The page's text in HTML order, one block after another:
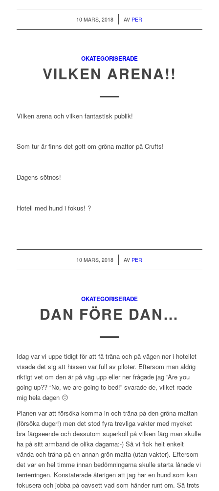
10 MARS, 2018
/ AV PER
OKATEGORISERADE
VILKEN ARENA!!
Vilken arena och vilken fantastisk publik!
Som tur är finns det gott om gröna mattor på Crufts!
Dagens sötnos!
Hotell med hund i fokus! ?
10 MARS, 2018
/ AV PER
OKATEGORISERADE
DAN FÖRE DAN…
Idag var vi uppe tidigt för att få träna och på vägen ner i hotellet
visade det sig att hissen var full av piloter. Eftersom man aldrig
riktigt vet om den är på väg upp eller ner frågade jag ”Are you
going up?? “No, we are going to bed!” svarade de, vilket roade
mig hela dagen 🙂
Planen var att försöka komma in och träna på den gröna mattan
(försöka duger!) men det stod fyra trevliga vakter med mycket
bra färgseende och dessutom superkoll på vilken färg man skulle
ha på sitt armband de olika dagarna:-) Så vi fick helt enkelt
vända och träna på en annan grön matta (utan vakter). Eftersom
det var en hel timme innan bedömningarna skulle starta lånade vi
terrierringen. Konstaterade återigen att jag har en hund som kan
fokusera och jobba på oavsett vad som händer runt om. Så trots